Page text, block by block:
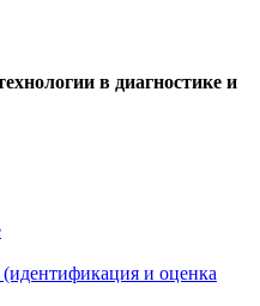
в диагностике и
и оценка